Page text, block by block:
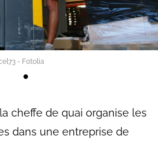
- Fotolia
cheffe de quai organise les
dans une entreprise de